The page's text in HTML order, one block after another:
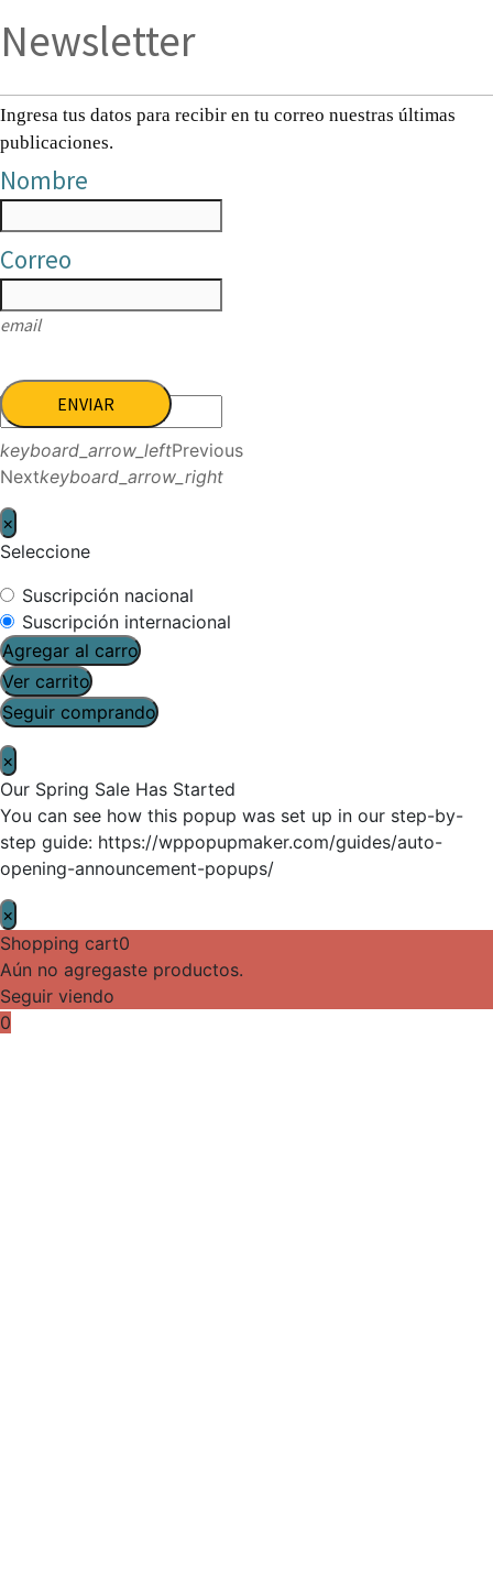
Newsletter
Ingresa tus datos para recibir en tu correo nuestras últimas
publicaciones.
Nombre
Correo
email
ENVIAR
keyboard_arrow_leftPrevious
Nextkeyboard_arrow_right
×
Seleccione
Suscripción nacional
Suscripción internacional
Agregar al carro
Ver carrito
Seguir comprando
×
Our Spring Sale Has Started
You can see how this popup was set up in our step-by-
step guide: https://wppopupmaker.com/guides/auto-
opening-announcement-popups/
×
Shopping cart0
Aún no agregaste productos.
Seguir viendo
0